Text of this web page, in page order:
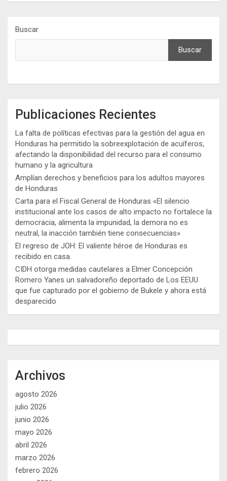
Buscar
Buscar
Publicaciones Recientes
La falta de políticas efectivas para la gestión del agua en
Honduras ha permitido la sobreexplotación de acuíferos,
afectando la disponibilidad del recurso para el consumo
humano y la agricultura
Amplían derechos y beneficios para los adultos mayores
de Honduras
Carta para el Fiscal General de Honduras «El silencio
institucional ante los casos de alto impacto no fortalece la
democracia, alimenta la impunidad, la demora no es
neutral, la inacción también tiene consecuencias»
El regreso de JOH: El valiente héroe de Honduras es
recibido en casa.
CIDH otorga medidas cautelares a Elmer Concepción
Romero Yanes un salvadoreño deportado de Los EEUU
que fue capturado por el gobierno de Bukele y ahora está
desparecido
Archivos
agosto 2026
julio 2026
junio 2026
mayo 2026
abril 2026
marzo 2026
febrero 2026